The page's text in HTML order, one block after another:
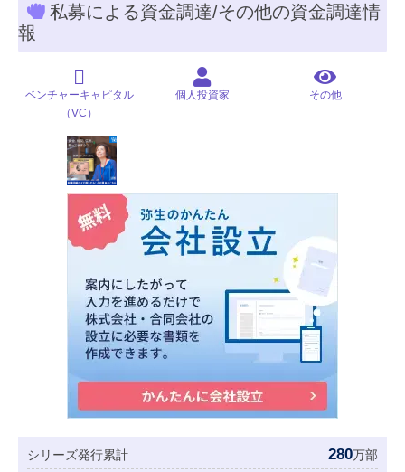
私募による資金調達/その他の資金調達情
報
ベンチャーキャピタル
（VC）
個人投資家 その他
シリーズ発行累計 280万部